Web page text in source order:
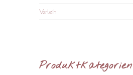
Verleih
Produktkategorien